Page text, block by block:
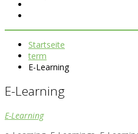
Startseite
term
E-Learning
E-Learning
E-Learning